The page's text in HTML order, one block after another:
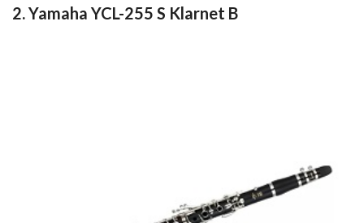
2. Yamaha YCL-255 S Klarnet B